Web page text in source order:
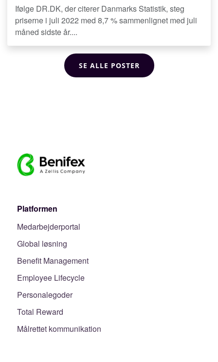
Ifølge DR.DK, der citerer Danmarks Statistik, steg
priserne i juli 2022 med 8,7 % sammenlignet med juli
måned sidste år....
SE ALLE POSTER
Platformen
Medarbejderportal
Global løsning
Benefit Management
Employee Lifecycle
Personalegoder
Total Reward
Målrettet kommunikation